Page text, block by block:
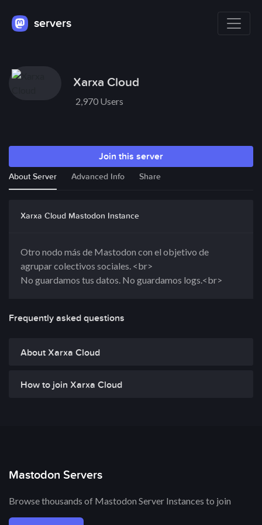
servers
Xarxa Cloud
2,970 Users
Join this server
About Server Advanced Info Share
Xarxa Cloud Mastodon Instance
Otro nodo más de Mastodon con el objetivo de
agrupar colectivos sociales. <br>
No guardamos tus datos. No guardamos logs.<br>
Frequently asked questions
About Xarxa Cloud
How to join Xarxa Cloud
Mastodon Servers
Browse thousands of Mastodon Server Instances to join